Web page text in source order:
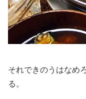
それできのうはなめ
る。